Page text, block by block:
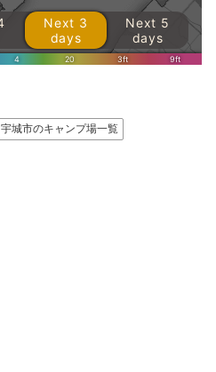
宇城市のキャンプ場一覧